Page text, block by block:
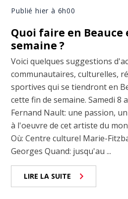
Publié hier à 6h00
Quoi faire en Beauce
semaine ?
Voici quelques suggestions
communautaires, culturelles,
sportives qui se tiendront en
cette fin de semaine. Samedi 8
Fernand Nault: une passion,
à l'oeuvre de cet artiste du
Où: Centre culturel Marie-
Georges Quand: jusqu'au ...
LIRE LA SUITE